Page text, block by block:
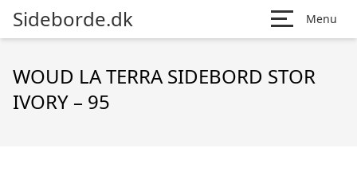
Sideborde.dk Menu
WOUD LA TERRA SIDEBORD STOR
IVORY – 95